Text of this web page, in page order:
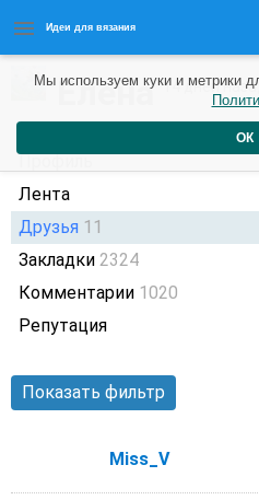
Идеи для вязания
Елена14 дней
Профиль
Лента
Друзья 11
Закладки 2324
Комментарии 1020
Репутация
Показать фильтр
Miss_V
Мы используем куки и метрики
ОК